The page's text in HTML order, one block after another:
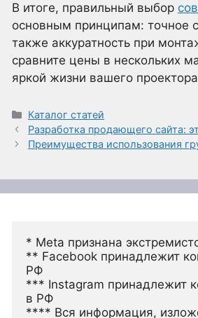
В итоге, правильный выбор
основным принципам: точное
также аккуратность при
сравните цены в нескольких
яркой жизни вашего
Рубрики
Каталог статей
Разработка продающего сайта:
Преимущества использования
* Meta признана
** Facebook принадлежит
РФ
*** Instagram принадлежит
в РФ
**** Вся информация,